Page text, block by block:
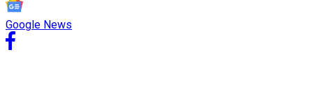
Rozrywka
Google News